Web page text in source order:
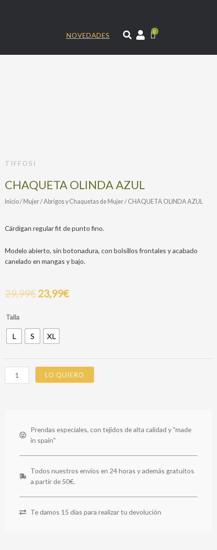
NOVEDADES
0
TIFFOSI
CHAQUETA OLINDA AZUL
Inicio/ Mujer/Abrigos y Chaquetas de Mujer/ CHAQUETA OLINDA AZUL
Cárdigan regular fit de punto fino.
Modelo abierto, sin botonadura, con bolsillos frontales y acabado
canelado en mangas y bajo.
29,99€ 23,99€
Talla
L S XL
CHAQUETA
AZUL
LO QUIERO
Prendas especiales, con tejidos de alta calidad y "made
in spain"
Todos nuestros envíos en 24 horas y además gratuitos
a partir de 50€.
Te damos 15 días para realizar tu devolución